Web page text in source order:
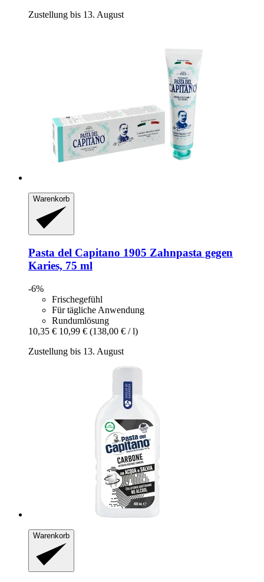
Zustellung bis 13. August
Warenkorb
Pasta del Capitano 1905 Zahnpasta gegen
Karies, 75 ml
-6%
Frischegefühl
Für tägliche Anwendung
Rundumlösung
10,35 € 10,99 € (138,00 € / l)
Zustellung bis 13. August
Warenkorb